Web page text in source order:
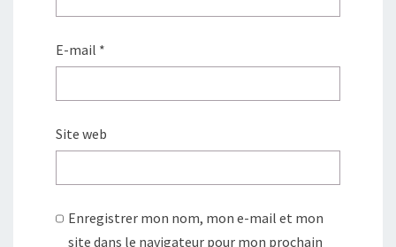
E-mail *
Site web
Enregistrer mon nom, mon e-mail et mon
site dans le navigateur pour mon prochain